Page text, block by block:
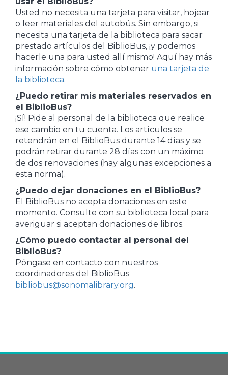
Usted no necesita una tarjeta para visitar, hojear
o leer materiales del autobús. Sin embargo, si
necesita una tarjeta de la biblioteca para sacar
prestado artículos del BiblioBus, ¡y podemos
hacerle una para usted allí mismo! Aquí hay más
información sobre cómo obtener una tarjeta de
la biblioteca.
¿Puedo retirar mis materiales reservados en
el BiblioBus?
¡Sí! Pide al personal de la biblioteca que realice
ese cambio en tu cuenta. Los artículos se
retendrán en el BiblioBus durante 14 días y se
podrán retirar durante 28 días con un máximo
de dos renovaciones (hay algunas excepciones a
esta norma).
¿Puedo dejar donaciones en el BiblioBus?
El BiblioBus no acepta donaciones en este
momento. Consulte con su biblioteca local para
averiguar si aceptan donaciones de libros.
¿Cómo puedo contactar al personal del
BiblioBus?
Póngase en contacto con nuestros
coordinadores del BiblioBus
bibliobus@sonomalibrary.org.